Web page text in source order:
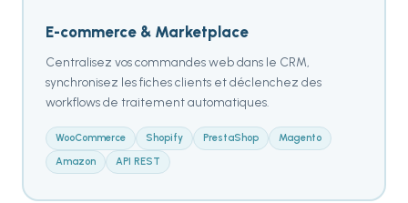
E-commerce & Marketplace
Centralisez vos commandes web dans le CRM,
synchronisez les fiches clients et déclenchez des
workflows de traitement automatiques.
WooCommerce Shopify PrestaShop
Magento
Amazon
API REST